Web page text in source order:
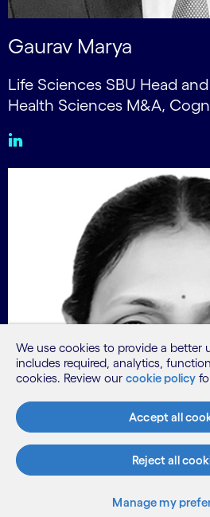
Gaurav Marya
Life Sciences SBU Head
Health Sciences M&A,
We use cookies to provide a better
includes required, analytics,
cookies. Review our cookie policy
Accept all
Reject all
Manage my